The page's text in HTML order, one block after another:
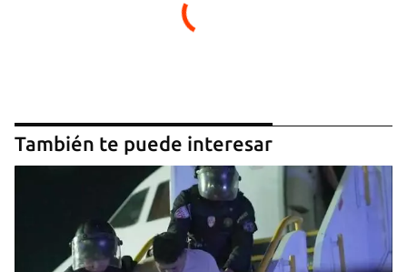
También te puede interesar